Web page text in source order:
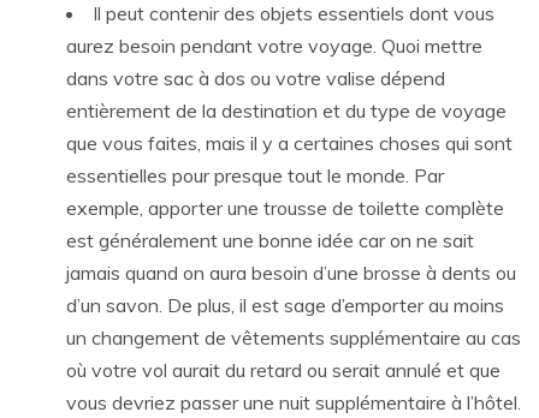
Il peut contenir des objets essentiels dont vous
aurez besoin pendant votre voyage. Quoi mettre
dans votre sac à dos ou votre valise dépend
entièrement de la destination et du type de voyage
que vous faites, mais il y a certaines choses qui sont
essentielles pour presque tout le monde. Par
exemple, apporter une trousse de toilette complète
est généralement une bonne idée car on ne sait
jamais quand on aura besoin d’une brosse à dents ou
d’un savon. De plus, il est sage d’emporter au moins
un changement de vêtements supplémentaire au cas
où votre vol aurait du retard ou serait annulé et que
vous devriez passer une nuit supplémentaire à l’hôtel.